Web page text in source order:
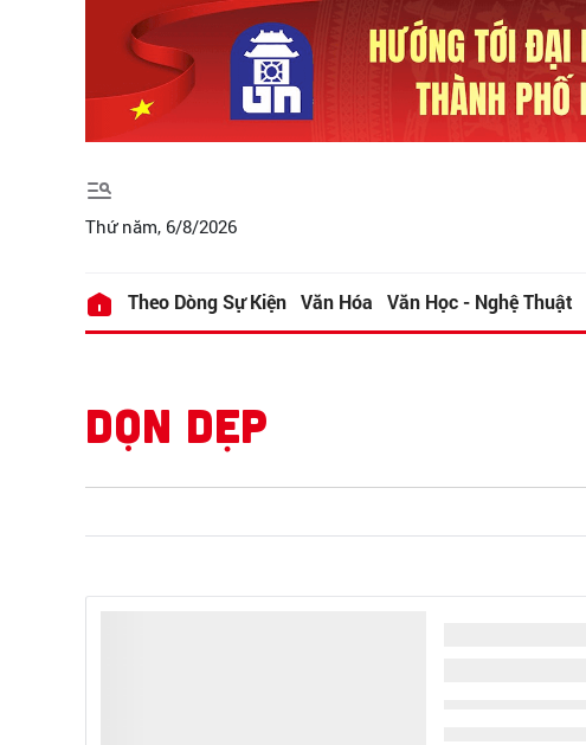
Thứ năm, 6/8/2026
Theo Dòng Sự Kiện Văn Hóa Văn Học - Nghệ Thuật
DỌN DẸP